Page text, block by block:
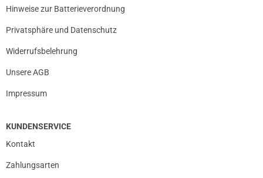
Hinweise zur Batterieverordnung
Privatsphäre und Datenschutz
Widerrufsbelehrung
Unsere AGB
Impressum
KUNDENSERVICE
Kontakt
Zahlungsarten